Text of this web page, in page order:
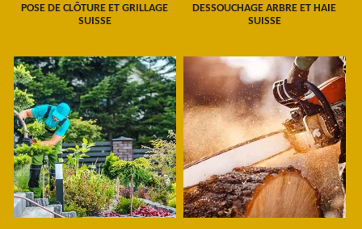
POSE DE CLÔTURE ET GRILLAGE
SUISSE
DESSOUCHAGE ARBRE ET HAIE
SUISSE